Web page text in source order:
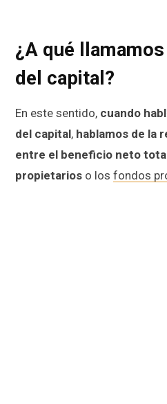
¿A qué
del capital?
En este sentido, cuando
del capital, hablamos de la
entre el beneficio neto
propietarios o los fondos